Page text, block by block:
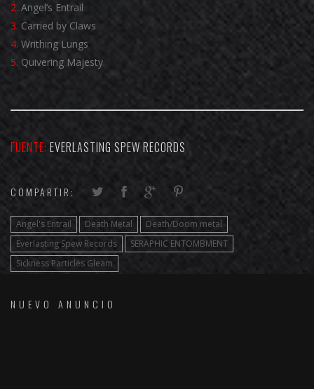
2. Angel’s Entrail
3. Carried by Claws
4. Writhing Lungs
5. Quivering Majesty
FUENTE: EVERLASTING SPEW RECORDS
COMPARTIR:
Angel's Entrail Death Metal
Death/Doom metal
Everlasting Spew Records
SERAPHIC ENTOMBMENT
Sickness Particles Gleam
NUEVO ANUNCIO